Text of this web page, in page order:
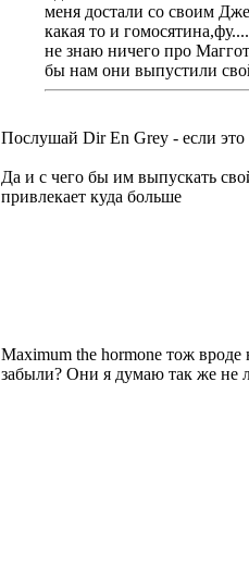
меня достали со своим
какая то и
не знаю ничего про
бы нам они выпустили
Послушай Dir En Grey - если
Да и с чего бы им выпускать
привлекает куда больше
Maximum the hormone тож
забыли? Они я думаю так же не